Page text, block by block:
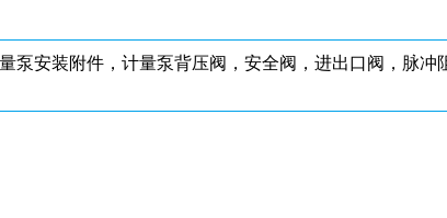
泵安装附件，计量泵背压阀，安全阀，进出口阀，脉